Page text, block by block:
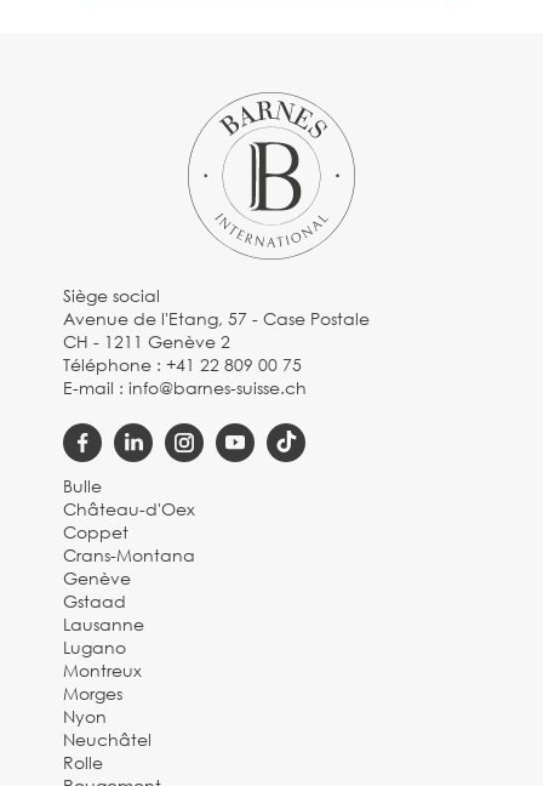
Siège social
Avenue de l'Etang, 57 - Case Postale
CH - 1211 Genève 2
Téléphone :+41 22 809 00 75
E-mail :info@barnes-suisse.ch
Bulle
Château-d'Oex
Coppet
Crans-Montana
Genève
Gstaad
Lausanne
Lugano
Montreux
Morges
Nyon
Neuchâtel
Rolle